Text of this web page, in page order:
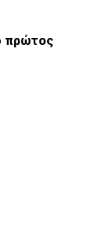
πρώτος